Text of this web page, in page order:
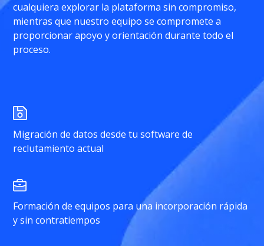
cualquiera explorar la plataforma sin compromiso,
mientras que nuestro equipo se compromete a
proporcionar apoyo y orientación durante todo el
proceso.
Migración de datos desde tu software de
reclutamiento actual
Formación de equipos para una incorporación rápida
y sin contratiempos